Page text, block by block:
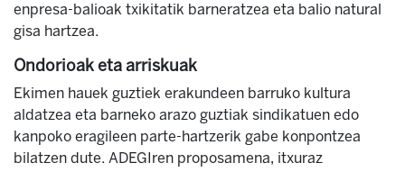
enpresa-balioak txikitatik barneratzea eta balio natural
gisa hartzea.
Ondorioak eta arriskuak
Ekimen hauek guztiek erakundeen barruko kultura
aldatzea eta barneko arazo guztiak sindikatuen edo
kanpoko eragileen parte-hartzerik gabe konpontzea
bilatzen dute. ADEGIren proposamena, itxuraz